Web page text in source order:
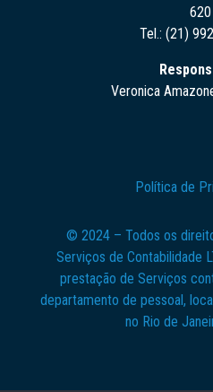
620
Tel.: (21)
Veronica
Política de
© 2024 – Todos os
Serviços de Contabilidade
prestação de Serviços
departamento de pessoal,
no Rio de